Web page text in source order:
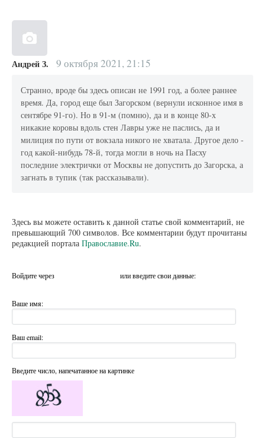
Андрей З. 9 октября 2021, 21:15
Странно, вроде бы здесь описан не 1991 год, а более раннее
время. Да, город еще был Загорском (вернули исконное имя в
сентябре 91-го). Но в 91-м (помню), да и в конце 80-х
никакие коровы вдоль стен Лавры уже не паслись, да и
милиция по пути от вокзала никого не хватала. Другое дело -
год какой-нибудь 78-й, тогда могли в ночь на Пасху
последние электрички от Москвы не допустить до Загорска, а
загнать в тупик (так рассказывали).
Здесь вы можете оставить к данной статье свой комментарий, не
превышающий 700 символов. Все комментарии будут прочитаны
редакцией портала Православие.Ru.
Войдите через или введите свои данные:
Ваше имя:
Ваш email:
Введите число, напечатанное на картинке